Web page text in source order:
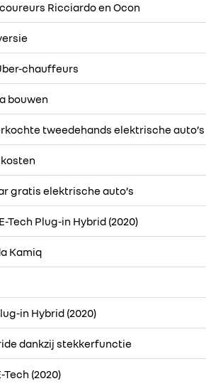
Ricciardo en Ocon
chauffeurs
bouwen
tweedehands elektrische auto’s
gratis elektrische auto’s
Tech Plug-in Hybrid (2020)
Kamiq
in Hybrid (2020)
dankzij stekkerfunctie
(2020)